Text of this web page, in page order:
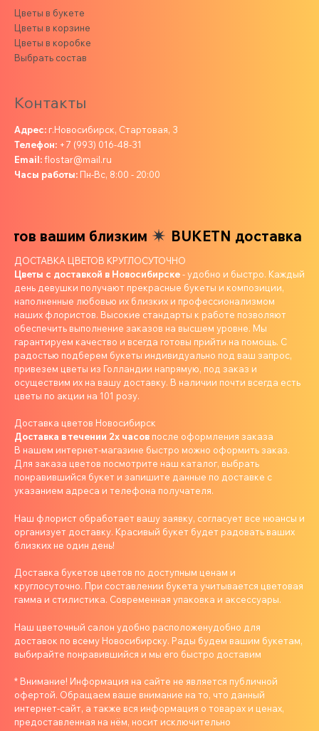
Цветы в букете
Цветы в корзине
Цветы в коробке
Выбрать состав
Контакты
Адрес: г.Новосибирск, Стартовая, 3
Телефон: +7 (993) 016-48-31
Email:flostar@mail.ru
Часы работы: Пн-Вс, 8:00 - 20:00
вашим близким BUKETN доставка
ДОСТАВКА ЦВЕТОВ КРУГЛОСУТОЧНО
Цветы с доставкой в Новосибирске- удобно и быстро. Каждый
день девушки получают прекрасные букеты и композиции,
наполненные любовью их близких и профессионализмом
наших флористов. Высокие стандарты к работе позволяют
обеспечить выполнение заказов на высшем уровне. Мы
гарантируем качество и всегда готовы прийти на помощь. С
радостью подберем букеты индивидуально под ваш запрос,
привезем цветы из Голландии напрямую, под заказ и
осуществим их на вашу доставку. В наличии почти всегда есть
цветы по акции на 101 розу.
Доставка цветов Новосибирск
Доставка в течении 2х часов после оформления заказа
В нашем интернет-магазине быстро можно оформить заказ.
Для заказа цветов посмотрите наш каталог, выбрать
понравившийся букет и запишите данные по доставке с
указанием адреса и телефона получателя.
Наш флорист обработает вашу заявку, согласует все нюансы и
организует доставку. Красивый букет будет радовать ваших
близких не один день!
Доставка букетов цветов по доступным ценам и
круглосуточно. При составлении букета учитывается цветовая
гамма и стилистика. Современная упаковка и аксессуары.
Наш цветочный салон удобно расположенудобно для
доставок по всему Новосибирску. Рады будем вашим букетам,
выбирайте понравившийся и мы его быстро доставим
* Внимание! Информация на сайте не является публичной
офертой. Обращаем ваше внимание на то, что данный
интернет-сайт, а также вся информация о товарах и ценах,
предоставленная на нём, носит исключительно